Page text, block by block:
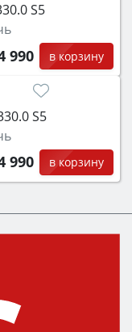
S5
990 в корзину
S5
990 в корзину